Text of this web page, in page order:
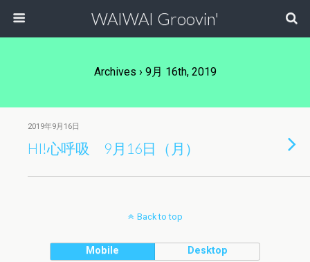
WAIWAI Groovin'
Archives › 9月 16th, 2019
2019年9月16日
HI!心呼吸 9月16日（月）
Back to top
Mobile Desktop